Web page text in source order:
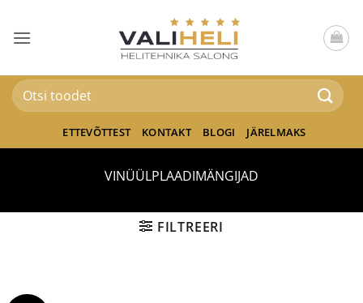
content
Otsi:
ETTEVÕTTEST KONTAKT BLOGI JÄRELMAKS
VINÜÜLPLAADIMÄNGIJAD
FILTREERI